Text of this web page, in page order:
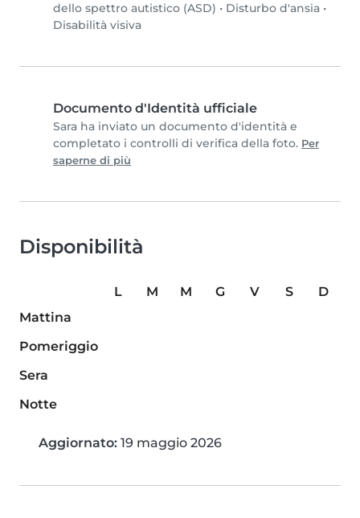
dello spettro autistico (ASD) • Disturbo d'ansia •
Disabilità visiva
Documento d'Identità ufficiale
Sara ha inviato un documento d'identità e
completato i controlli di verifica della foto. Per
saperne di più
Disponibilità
L M M G V S
D
Mattina
Pomeriggio
Sera
Notte
Aggiornato: 19 maggio 2026